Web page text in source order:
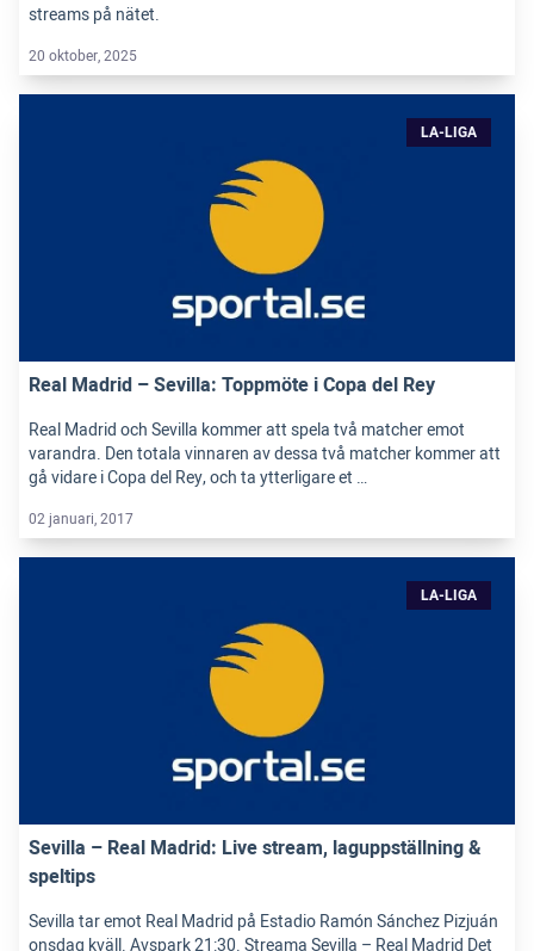
streams på nätet.
20 oktober, 2025
LA-LIGA
Real Madrid – Sevilla: Toppmöte i Copa del Rey
Real Madrid och Sevilla kommer att spela två matcher emot
varandra. Den totala vinnaren av dessa två matcher kommer att
gå vidare i Copa del Rey, och ta ytterligare et …
02 januari, 2017
LA-LIGA
Sevilla – Real Madrid: Live stream, laguppställning &
speltips
Sevilla tar emot Real Madrid på Estadio Ramón Sánchez Pizjuán
onsdag kväll. Avspark 21:30. Streama Sevilla – Real Madrid Det